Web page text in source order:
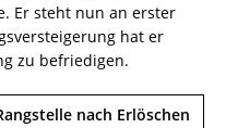
Er steht nun an erster
hat er
zu befriedigen.
nach Erlöschen